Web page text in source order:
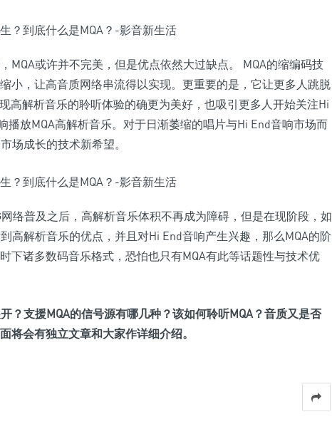
MQA或许并不完美，但是优点依然大过缺点。 MQA的缩编码技
小，让高音质网络串流得以实现。更重要的是，它让更多人跳脱
高解析音乐的聆听体验的确更为美好，也吸引更多人开始关注Hi
播放MQA高解析音乐。对于日渐萎缩的唱片与Hi End音响市场而
场成长的技术新希望。
络普及之后，高解析音乐体积不再成为障碍，但是在现阶段，如
高解析音乐的优点，并且对Hi End音响产生兴趣，那么MQA的阶
下诸多数码音乐格式，恐怕也只有MQA有此等话题性与技术优
？支援MQA的信号源有哪几种？该如何聆听MQA？音质又是否
将会有独立文章和大家作详细介绍。